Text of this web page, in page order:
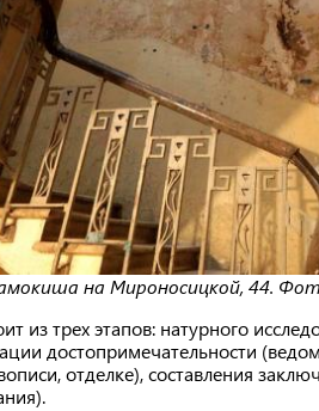
на Мироносицкой, 44.
из трех этапов: натурного
достопримечательности
отделке), составления